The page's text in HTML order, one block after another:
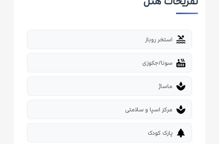
pool استخر روباز
hot_tub سونا/جکوزی
spa ماساژ
spa مرکز اسپا و سلامتی
park پارک کودک